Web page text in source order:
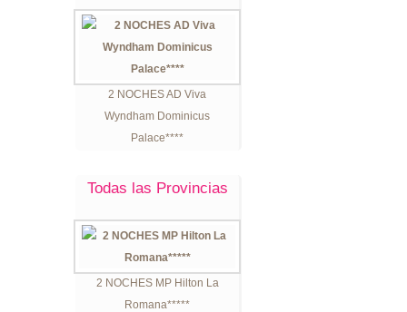
2 NOCHES AD Viva
Wyndham Dominicus
Palace****
Todas las Provincias
2 NOCHES MP Hilton La
Romana*****